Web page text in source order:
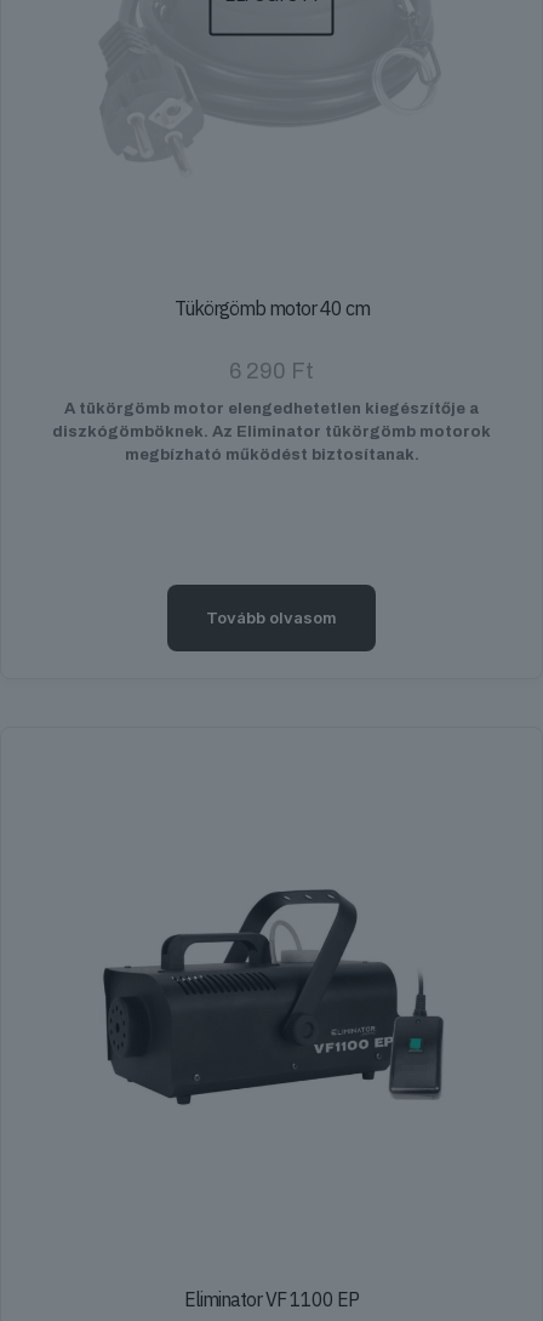
Tükörgömb motor 40 cm
6 290 Ft
A tükörgömb motor elengedhetetlen kiegészítője a
diszkógömböknek. Az Eliminator tükörgömb motorok
megbízható működést biztosítanak.
Tovább olvasom
Eliminator VF 1100 EP